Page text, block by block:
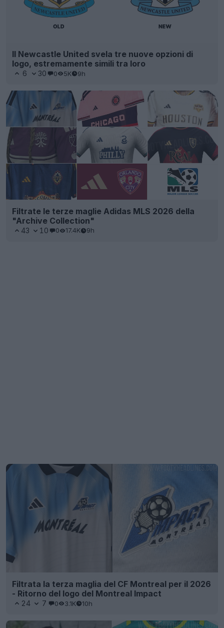
Il Newcastle United svela tre nuove opzioni di
logo, estremamente simili tra loro
6 30 0 5K 9h
Filtrate le terze maglie Adidas MLS 2026 della
"Archive Collection"
43 10 0 17.4K 9h
Filtrata la terza maglia del CF Montreal per il 2026
- Ritorno del logo del Montreal Impact
24 7 0 3.1K 10h